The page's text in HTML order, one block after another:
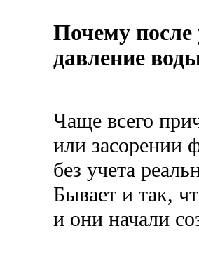
Почему после
давление
Чаще всего
или засорении
без учета
Бывает и так,
и они начали